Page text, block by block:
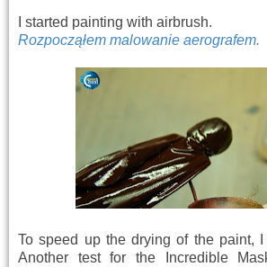
I started painting with airbrush.
Rozpocząłem malowanie aerografem.
To speed up the drying of the paint,
Another test for the Incredible